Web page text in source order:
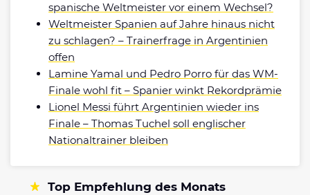
spanische Weltmeister vor einem Wechsel?
Weltmeister Spanien auf Jahre hinaus nicht
zu schlagen? – Trainerfrage in Argentinien
offen
Lamine Yamal und Pedro Porro für das WM-
Finale wohl fit – Spanier winkt Rekordprämie
Lionel Messi führt Argentinien wieder ins
Finale – Thomas Tuchel soll englischer
Nationaltrainer bleiben
Top Empfehlung des Monats